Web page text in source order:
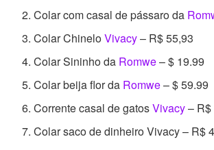
Colar com casal de pássaro da
Colar ChineloVivacy– R$ 55,93
Colar Sininho da Romwe– $ 19.99
Colar beija flor da Romwe– $ 59.99
Corrente casal de gatosVivacy– R$
Colar saco de dinheiro Vivacy – R$